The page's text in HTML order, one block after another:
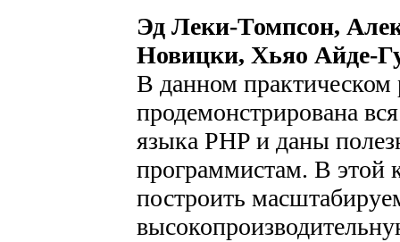
Эд Леки-Томпсон,
Новицки, Хьяо Айде-
В данном практическом
продемонстрирована
языка PHP и даны
программистам. В этой
построить